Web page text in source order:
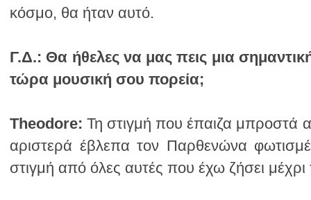
κόσμο, θα ήταν αυτό.
Γ.Δ.:
τώρα μουσική σου πορεία;
Theodore:
στιγμή από όλες αυτές που έχω ζήσει